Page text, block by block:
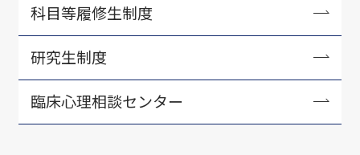
科目等履修生制度
研究生制度
臨床心理相談センター